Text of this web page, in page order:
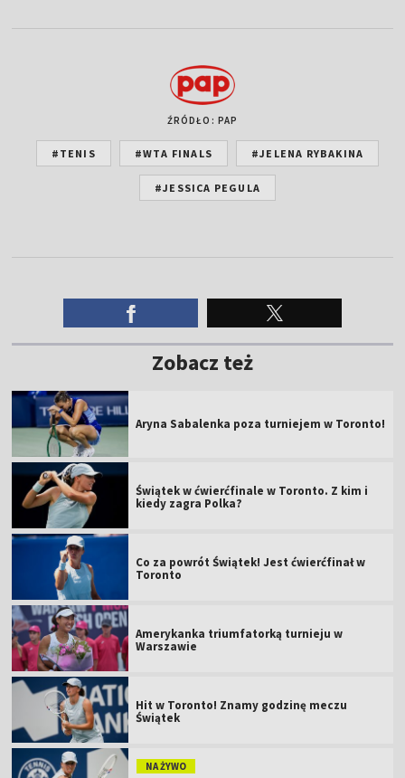
ŹRÓDŁO: PAP
#TENIS #WTA FINALS #JELENA RYBAKINA
#JESSICA PEGULA
Zobacz też
Aryna Sabalenka poza turniejem w Toronto!
Świątek w ćwierćfinale w Toronto. Z kim i
kiedy zagra Polka?
Co za powrót Świątek! Jest ćwierćfinał w
Toronto
Amerykanka triumfatorką turnieju w
Warszawie
Hit w Toronto! Znamy godzinę meczu
Świątek
NA ŻYWO